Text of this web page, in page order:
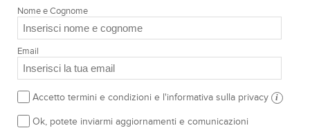
Nome e Cognome
Email
Accetto termini e condizioni e l'informativa sulla privacy i
Ok, potete inviarmi aggiornamenti e comunicazioni